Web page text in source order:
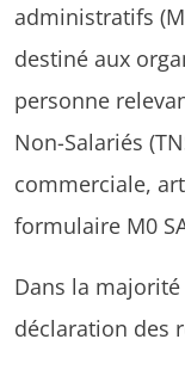
administratifs
destiné aux
personne
Non-Salariés
commerciale,
formulaire M0
Dans la
déclaration des